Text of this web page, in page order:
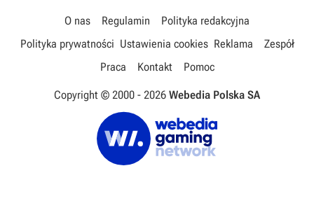
O nas Regulamin
Polityka redakcyjna
Polityka prywatności Ustawienia cookies Reklama
Zespół
Praca
Kontakt Pomoc
Copyright © 2000 - 2026 Webedia Polska SA